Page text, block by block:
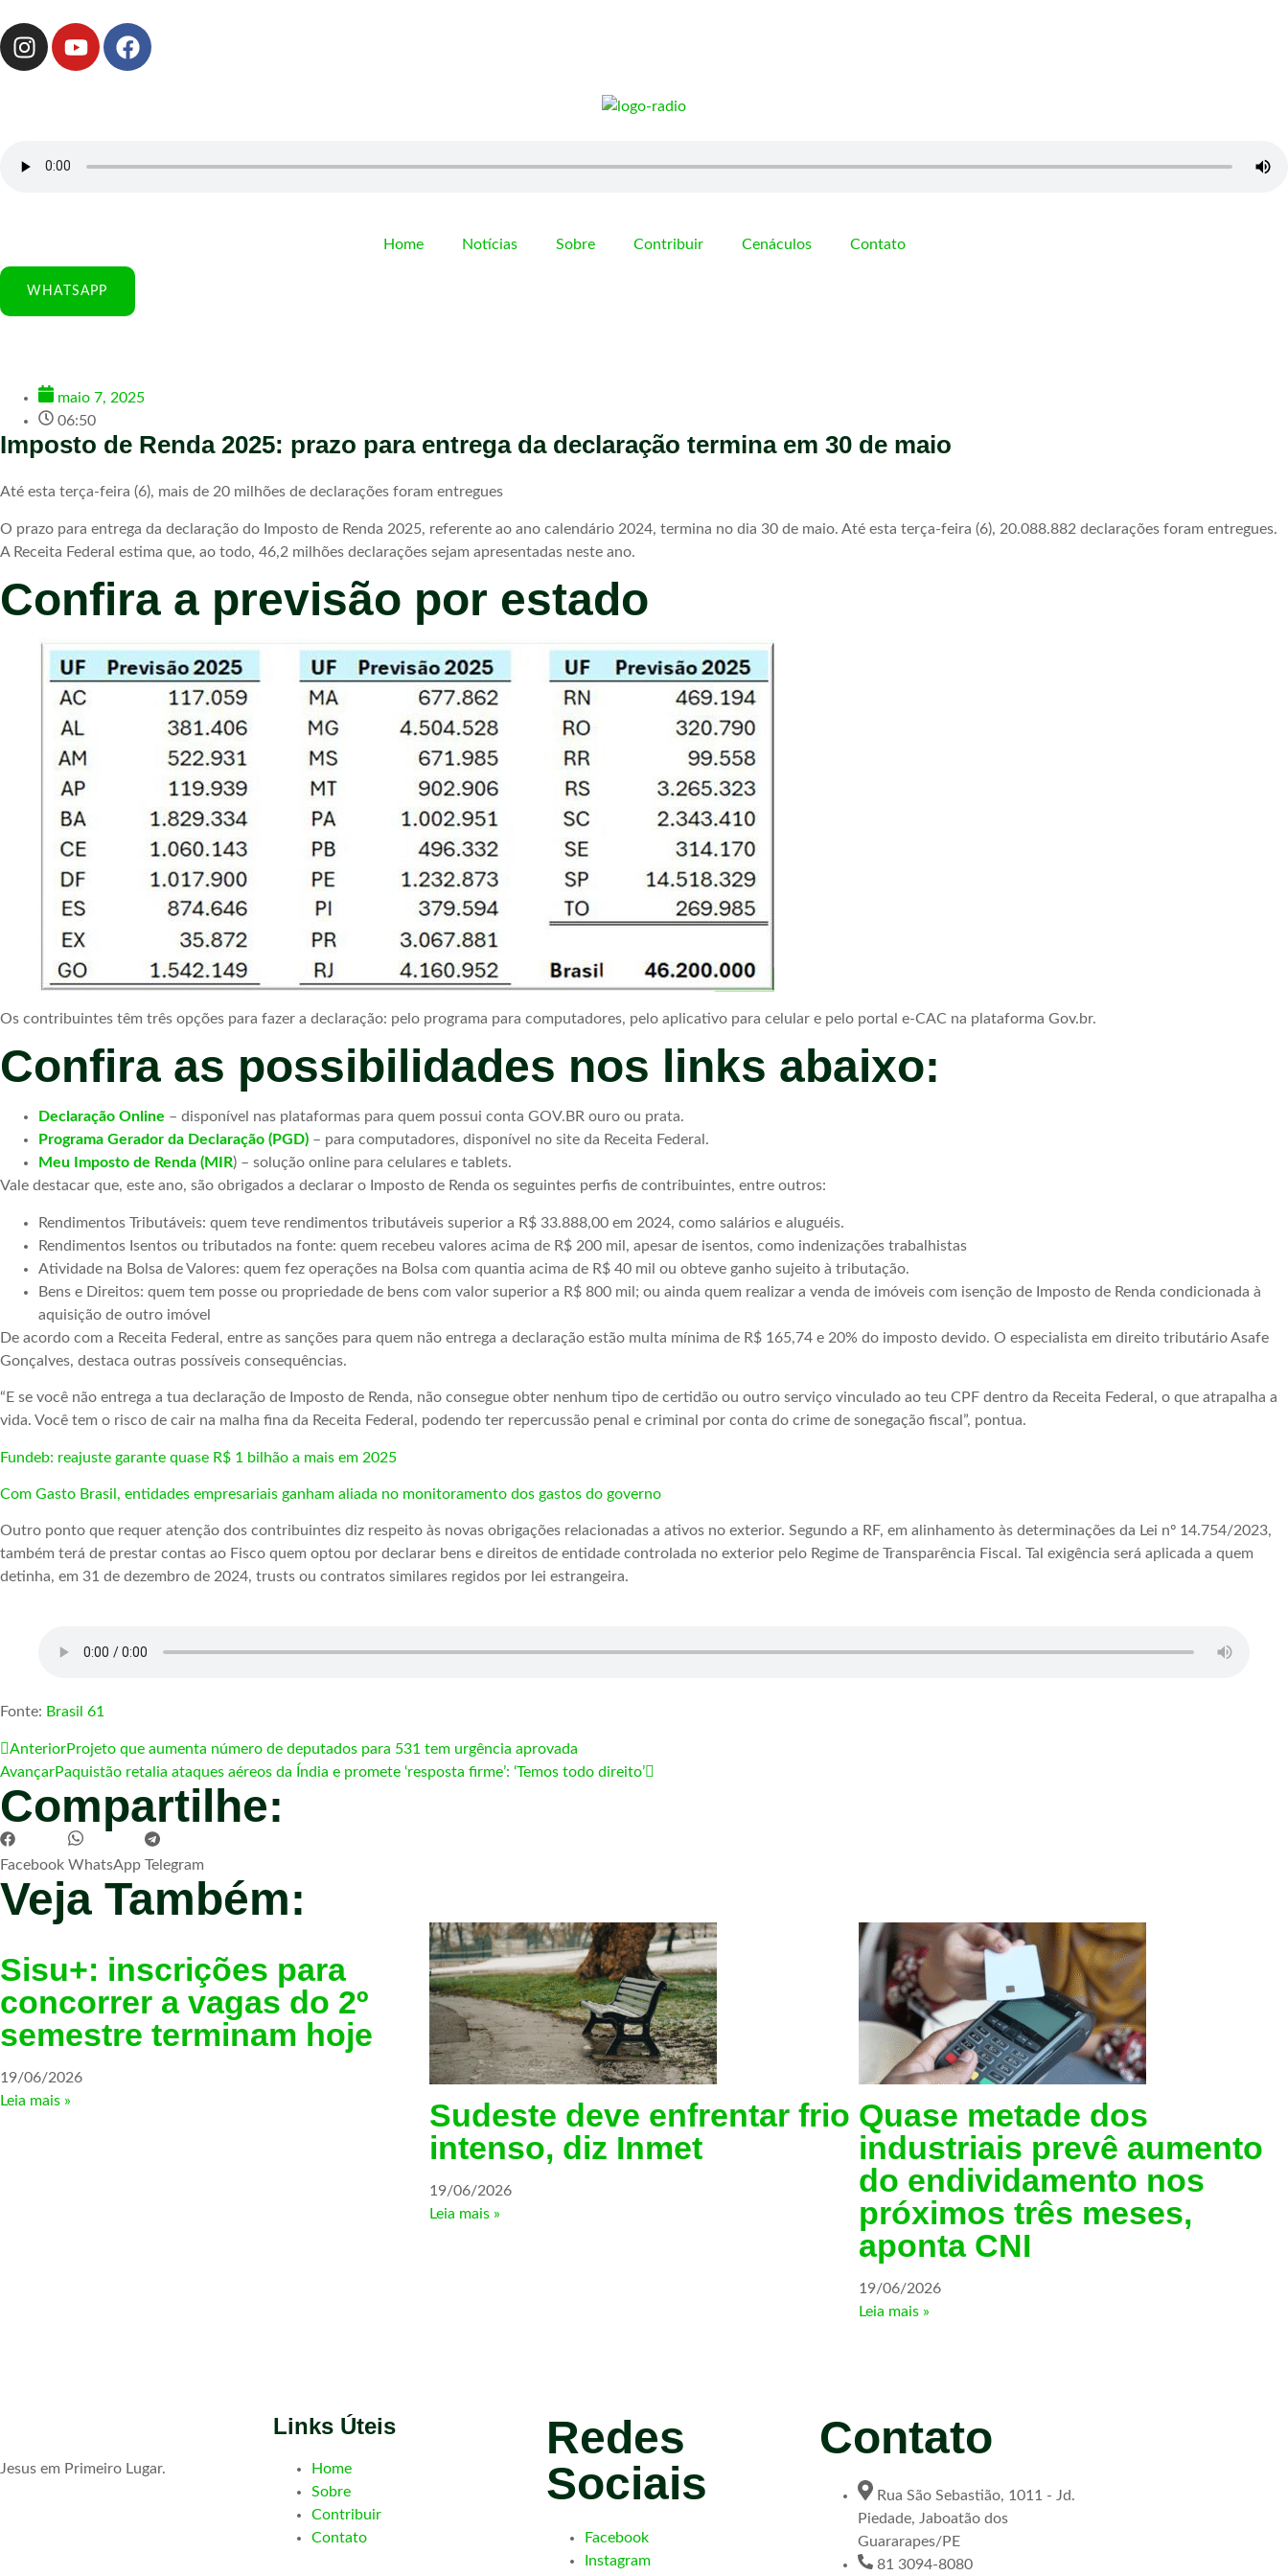
Home Notícias Sobre Contribuir Cenáculos Contato
WHATSAPP
maio 7, 2025
06:50
Imposto de Renda 2025: prazo para entrega da declaração termina em 30 de maio
Até esta terça-feira (6), mais de 20 milhões de declarações foram entregues
O prazo para entrega da declaração do Imposto de Renda 2025, referente ao ano calendário 2024, termina no dia 30 de maio. Até esta terça-feira (6), 20.088.882 declarações foram entregues.
A Receita Federal estima que, ao todo, 46,2 milhões declarações sejam apresentadas neste ano.
Confira a previsão por estado
Os contribuintes têm três opções para fazer a declaração: pelo programa para computadores, pelo aplicativo para celular e pelo portal e-CAC na plataforma Gov.br.
Confira as possibilidades nos links abaixo:
Declaração Online – disponível nas plataformas para quem possui conta GOV.BR ouro ou prata.
Programa Gerador da Declaração (PGD) – para computadores, disponível no site da Receita Federal.
Meu Imposto de Renda (MIR) – solução online para celulares e tablets.
Vale destacar que, este ano, são obrigados a declarar o Imposto de Renda os seguintes perfis de contribuintes, entre outros:
Rendimentos Tributáveis: quem teve rendimentos tributáveis superior a R$ 33.888,00 em 2024, como salários e aluguéis.
Rendimentos Isentos ou tributados na fonte: quem recebeu valores acima de R$ 200 mil, apesar de isentos, como indenizações trabalhistas
Atividade na Bolsa de Valores: quem fez operações na Bolsa com quantia acima de R$ 40 mil ou obteve ganho sujeito à tributação.
Bens e Direitos: quem tem posse ou propriedade de bens com valor superior a R$ 800 mil; ou ainda quem realizar a venda de imóveis com isenção de Imposto de Renda condicionada à
aquisição de outro imóvel
De acordo com a Receita Federal, entre as sanções para quem não entrega a declaração estão multa mínima de R$ 165,74 e 20% do imposto devido. O especialista em direito tributário Asafe
Gonçalves, destaca outras possíveis consequências.
“E se você não entrega a tua declaração de Imposto de Renda, não consegue obter nenhum tipo de certidão ou outro serviço vinculado ao teu CPF dentro da Receita Federal, o que atrapalha a
vida. Você tem o risco de cair na malha fina da Receita Federal, podendo ter repercussão penal e criminal por conta do crime de sonegação fiscal”, pontua.
Fundeb: reajuste garante quase R$ 1 bilhão a mais em 2025
Com Gasto Brasil, entidades empresariais ganham aliada no monitoramento dos gastos do governo
Outro ponto que requer atenção dos contribuintes diz respeito às novas obrigações relacionadas a ativos no exterior. Segundo a RF, em alinhamento às determinações da Lei nº 14.754/2023,
também terá de prestar contas ao Fisco quem optou por declarar bens e direitos de entidade controlada no exterior pelo Regime de Transparência Fiscal. Tal exigência será aplicada a quem
detinha, em 31 de dezembro de 2024, trusts ou contratos similares regidos por lei estrangeira.
Fonte: Brasil 61
AnteriorProjeto que aumenta número de deputados para 531 tem urgência aprovada
AvançarPaquistão retalia ataques aéreos da Índia e promete ‘resposta firme’: ‘Temos todo direito’
Compartilhe:
Facebook WhatsApp Telegram
Veja Também:
Sisu+: inscrições para
concorrer a vagas do 2º
semestre terminam hoje
19/06/2026
Leia mais »
Sudeste deve enfrentar frio
intenso, diz Inmet
19/06/2026
Leia mais »
Quase metade dos
industriais prevê aumento
do endividamento nos
próximos três meses,
aponta CNI
19/06/2026
Leia mais »
Jesus em Primeiro Lugar.
Links Úteis
Home
Sobre
Contribuir
Contato
Redes
Sociais
Facebook
Instagram
Contato
Rua São Sebastião, 1011 - Jd.
Piedade, Jaboatão dos
Guararapes/PE
81 3094-8080